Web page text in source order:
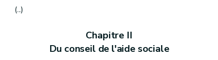
Art. 60bis
Art. 61
(...)
Chapitre II
Du conseil de l'aide sociale